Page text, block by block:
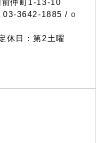
仲町1-13-10
03-3642-1885 / o
休日：第2土曜